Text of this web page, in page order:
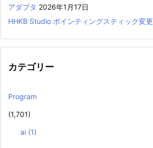
アダプタ 2026年1月17日
HHKB Studio ポインティングスティック変更
カテゴリー
Program
(1,701)
ai (1)